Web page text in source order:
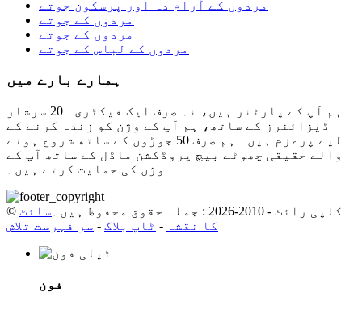
مردوں کے آرام دہ اور پرسکون جوتے
مردوں کے جوتے
مردوں کے جوتے
مردوں کے لباس کے جوتے
ہمارے بارے میں
ہم آپ کے پارٹنر ہیں، نہ صرف ایک فیکٹری۔ 20 سرشار
ڈیزائنرز کے ساتھ، ہم آپ کے وژن کو زندہ کرنے کے
لیے پرعزم ہیں۔ ہم صرف 50 جوڑوں کے ساتھ شروع ہونے
والے حقیقی چھوٹے بیچ پروڈکشن ماڈل کے ساتھ آپ کے
وژن کی حمایت کرتے ہیں۔
© کاپی رائٹ - 2010-2026 : جملہ حقوق محفوظ ہیں۔
سائٹ
کا نقشہ
- ٹاپ بلاگ - سر فہرست تلاش
فون